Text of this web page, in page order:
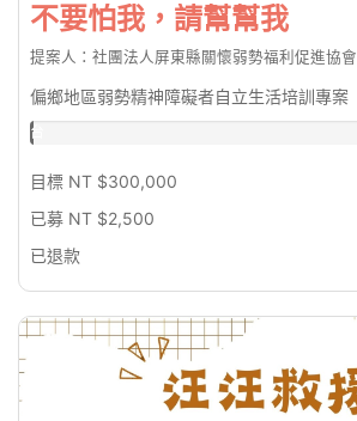
不要怕我，請幫幫我
提案人：社團法人屏東縣關懷弱勢福利促進協會
偏鄉地區弱勢精神障礙者自立生活培訓專案
台
0.83%
目標 NT $300,000
已募 NT $2,500
已退款